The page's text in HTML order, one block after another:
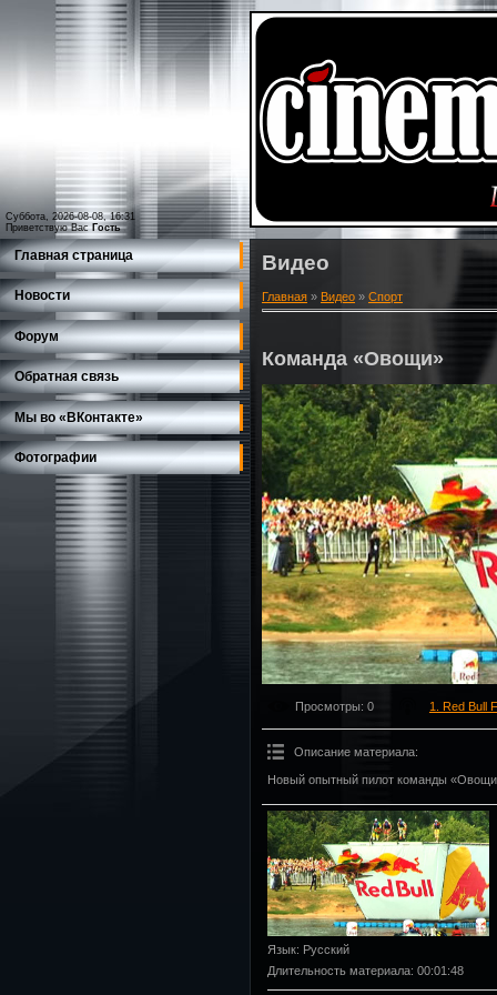
Суббота, 2026-08-08, 16:31
Приветствую Вас Гость
Главная страница
Новости
Форум
Обратная связь
Мы во «ВКонтакте»
Фотографии
Видео
Главная » Видео » Спорт
Команда «Овощи»
Просмотры: 0 1. Red Bull
Описание материала:
Новый опытный пилот команды
Язык: Русский
Длительность материала: 00:01:48